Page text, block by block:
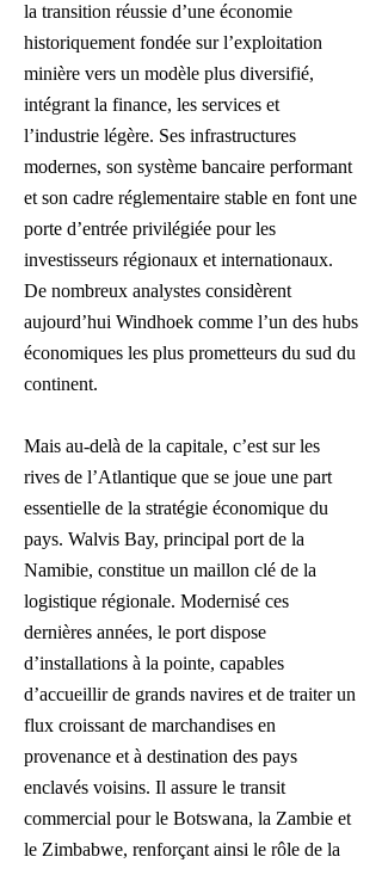
la transition réussie d’une économie
historiquement fondée sur l’exploitation
minière vers un modèle plus diversifié,
intégrant la finance, les services et
l’industrie légère. Ses infrastructures
modernes, son système bancaire performant
et son cadre réglementaire stable en font une
porte d’entrée privilégiée pour les
investisseurs régionaux et internationaux.
De nombreux analystes considèrent
aujourd’hui Windhoek comme l’un des hubs
économiques les plus prometteurs du sud du
continent.
Mais au-delà de la capitale, c’est sur les
rives de l’Atlantique que se joue une part
essentielle de la stratégie économique du
pays. Walvis Bay, principal port de la
Namibie, constitue un maillon clé de la
logistique régionale. Modernisé ces
dernières années, le port dispose
d’installations à la pointe, capables
d’accueillir de grands navires et de traiter un
flux croissant de marchandises en
provenance et à destination des pays
enclavés voisins. Il assure le transit
commercial pour le Botswana, la Zambie et
le Zimbabwe, renforçant ainsi le rôle de la